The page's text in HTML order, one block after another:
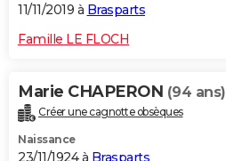
11/11/2019 à Brasparts
Famille LE FLOCH
Marie CHAPERON (94 ans)
Créer une cagnotte obsèques
Naissance
23/11/1924 à Brasparts